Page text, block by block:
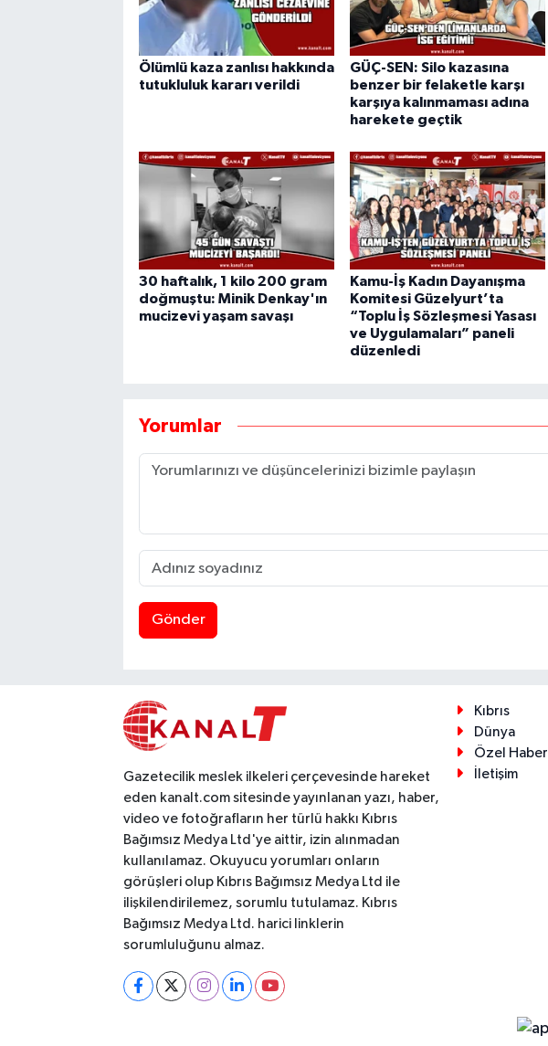
Ölümlü kaza zanlısı hakkında
tutukluluk kararı verildi
GÜÇ-SEN: Silo kazasına
benzer bir felaketle karşı
karşıya kalınmaması adına
harekete geçtik
30 haftalık, 1 kilo 200 gram
doğmuştu: Minik Denkay'ın
mucizevi yaşam savaşı
Kamu-İş Kadın Dayanışma
Komitesi Güzelyurt’ta
“Toplu İş Sözleşmesi Yasası
ve Uygulamaları” paneli
düzenledi
Yorumlar
Gönder
Gazetecilik meslek ilkeleri çerçevesinde hareket
eden kanalt.com sitesinde yayınlanan yazı, haber,
video ve fotoğrafların her türlü hakkı Kıbrıs
Bağımsız Medya Ltd'ye aittir, izin alınmadan
kullanılamaz. Okuyucu yorumları onların
görüşleri olup Kıbrıs Bağımsız Medya Ltd ile
ilişkilendirilemez, sorumlu tutulamaz. Kıbrıs
Bağımsız Medya Ltd. harici linklerin
sorumluluğunu almaz.
Kıbrıs
Dünya
Özel Haber
İletişim